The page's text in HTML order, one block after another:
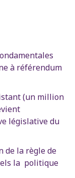
à référendum
(un million
législative du
de la règle de
la politique